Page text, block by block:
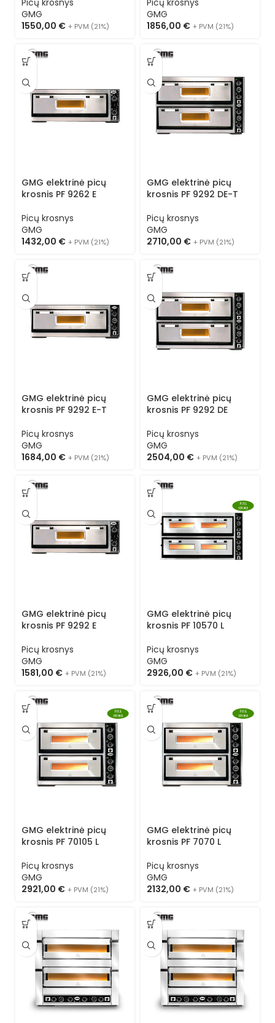
Picų krosnys
GMG
1550,00 € + PVM (21%)
Picų krosnys
GMG
1856,00 € + PVM (21%)
GMG elektrinė picų
krosnis PF 9262 E
Picų krosnys
GMG
1432,00 € + PVM (21%)
GMG elektrinė picų
krosnis PF 9292 DE-T
Picų krosnys
GMG
2710,00 € + PVM (21%)
GMG elektrinė picų
krosnis PF 9292 E-T
Picų krosnys
GMG
1684,00 € + PVM (21%)
GMG elektrinė picų
krosnis PF 9292 DE
Picų krosnys
GMG
2504,00 € + PVM (21%)
GMG elektrinė picų
krosnis PF 9292 E
Picų krosnys
GMG
1581,00 € + PVM (21%)
GMG elektrinė picų
krosnis PF 10570 L
Picų krosnys
GMG
2926,00 € + PVM (21%)
GMG elektrinė picų
krosnis PF 70105 L
Picų krosnys
GMG
2921,00 € + PVM (21%)
GMG elektrinė picų
krosnis PF 7070 L
Picų krosnys
GMG
2132,00 € + PVM (21%)